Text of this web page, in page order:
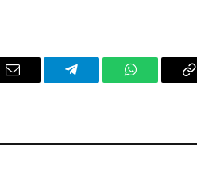
Email Telegram WhatsApp